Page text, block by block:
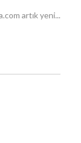
artık yeni...